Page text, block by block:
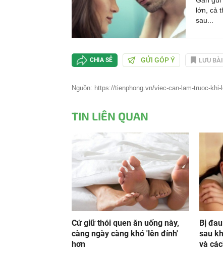
lớn, cả
sau...
CHIA SẺ GỬI GÓP Ý LƯU BÀI
Nguồn: https://tienphong.vn/viec-can-lam-truoc-khi-
TIN LIÊN QUAN
Cứ giữ thói quen ăn uống này,
càng ngày càng khó 'lên đỉnh'
hơn
Bị
sau
và